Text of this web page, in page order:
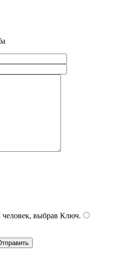
выбрав Ключ.